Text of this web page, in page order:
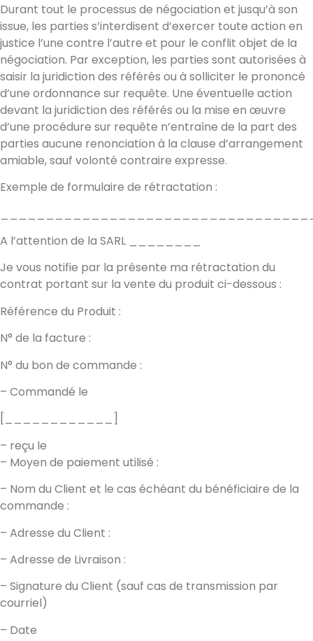
Durant tout le processus de négociation et jusqu’à son
issue, les parties s’interdisent d’exercer toute action en
justice l’une contre l’autre et pour le conflit objet de la
négociation. Par exception, les parties sont autorisées à
saisir la juridiction des référés ou à solliciter le prononcé
d’une ordonnance sur requête. Une éventuelle action
devant la juridiction des référés ou la mise en œuvre
d’une procédure sur requête n’entraîne de la part des
parties aucune renonciation à la clause d’arrangement
amiable, sauf volonté contraire expresse.
Exemple de formulaire de rétractation :
A l’attention de la SARL ________
Je vous notifie par la présente ma rétractation du
contrat portant sur la vente du produit ci-dessous :
Référence du Produit :
N° de la facture :
N° du bon de commande :
– Commandé le
[____________]
– reçu le
– Moyen de paiement utilisé :
– Nom du Client et le cas échéant du bénéficiaire de la
commande :
– Adresse du Client :
– Adresse de Livraison :
– Signature du Client (sauf cas de transmission par
courriel)
– Date